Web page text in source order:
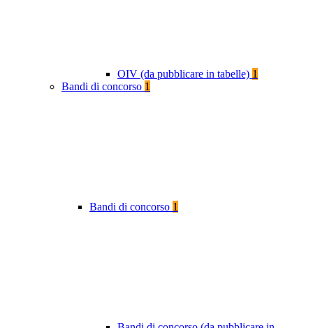
OIV (da pubblicare in tabelle) 1
Bandi di concorso 1
Bandi di concorso 1